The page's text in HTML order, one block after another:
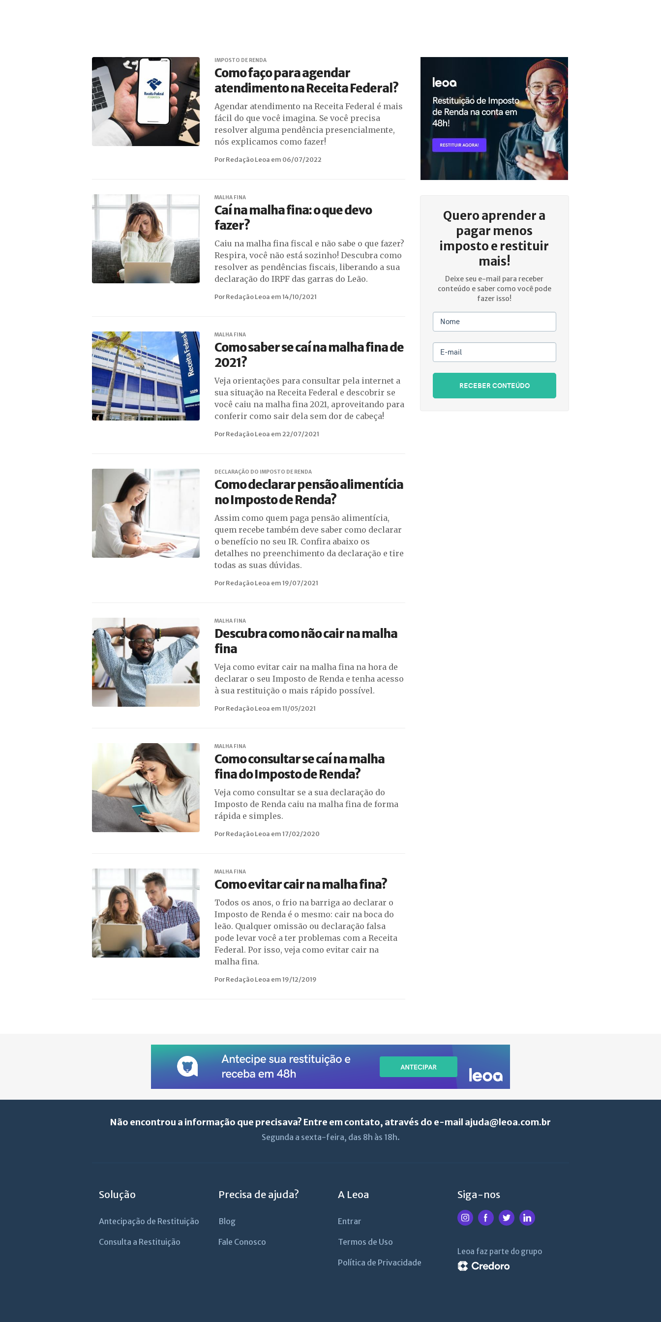
IMPOSTO DE RENDA
Como faço para agendar
atendimento na Receita Federal?
Agendar atendimento na Receita Federal é mais
fácil do que você imagina. Se você precisa
resolver alguma pendência presencialmente,
nós explicamos como fazer!
Por Redação Leoa em 06/07/2022
MALHA FINA
Caí na malha fina: o que devo
fazer?
Caiu na malha fina fiscal e não sabe o que fazer?
Respira, você não está sozinho! Descubra como
resolver as pendências fiscais, liberando a sua
declaração do IRPF das garras do Leão.
Por Redação Leoa em 14/10/2021
MALHA FINA
Como saber se caí na malha fina de
2021?
Veja orientações para consultar pela internet a
sua situação na Receita Federal e descobrir se
você caiu na malha fina 2021, aproveitando para
conferir como sair dela sem dor de cabeça!
Por Redação Leoa em 22/07/2021
DECLARAÇÃO DO IMPOSTO DE RENDA
Como declarar pensão alimentícia
no Imposto de Renda?
Assim como quem paga pensão alimentícia,
quem recebe também deve saber como declarar
o benefício no seu IR. Confira abaixo os
detalhes no preenchimento da declaração e tire
todas as suas dúvidas.
Por Redação Leoa em 19/07/2021
MALHA FINA
Descubra como não cair na malha
fina
Veja como evitar cair na malha fina na hora de
declarar o seu Imposto de Renda e tenha acesso
à sua restituição o mais rápido possível.
Por Redação Leoa em 11/05/2021
MALHA FINA
Como consultar se caí na malha
fina do Imposto de Renda?
Veja como consultar se a sua declaração do
Imposto de Renda caiu na malha fina de forma
rápida e simples.
Por Redação Leoa em 17/02/2020
MALHA FINA
Como evitar cair na malha fina?
Todos os anos, o frio na barriga ao declarar o
Imposto de Renda é o mesmo: cair na boca do
leão. Qualquer omissão ou declaração falsa
pode levar você a ter problemas com a Receita
Federal. Por isso, veja como evitar cair na
malha fina.
Por Redação Leoa em 19/12/2019
Quero aprender a
pagar menos
imposto e restituir
mais!
Deixe seu e-mail para receber
conteúdo e saber como você pode
fazer isso!
Nome
E-mail
RECEBER CONTEÚDO
Não encontrou a informação que precisava? Entre em contato, através do e-mail ajuda@leoa.com.br
Segunda a sexta-feira, das 8h às 18h.
Solução
Antecipação de Restituição
Consulta a Restituição
Precisa de ajuda?
Blog
Fale Conosco
A Leoa
Entrar
Termos de Uso
Política de Privacidade
Siga-nos
Leoa faz parte do grupo